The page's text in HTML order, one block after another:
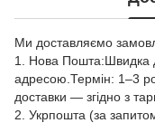
Ми доставляємо
1. Нова Пошта:Швидка
адресою.Термін: 1–3
доставки — згідно з
2. Укрпошта (за